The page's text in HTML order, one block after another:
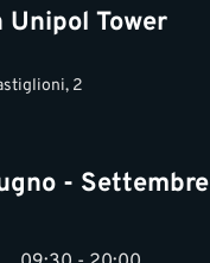
Unipol Tower
2
- Settembre